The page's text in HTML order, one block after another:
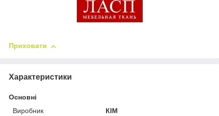
Приховати
Характеристики
Основні
Виробник
КІМ